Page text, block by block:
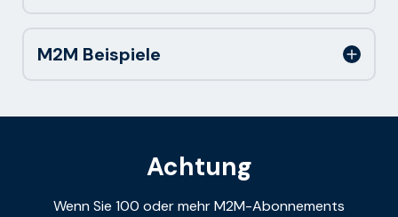
M2M Beispiele
Achtung
Wenn Sie 100 oder mehr M2M-Abonnements